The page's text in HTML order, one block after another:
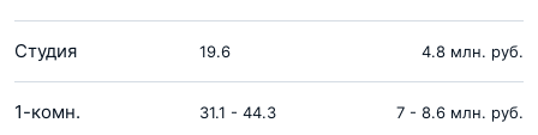
Студия 19.6 4.8 млн. руб.
1-комн. 31.1 - 44.3 7 - 8.6 млн. руб.